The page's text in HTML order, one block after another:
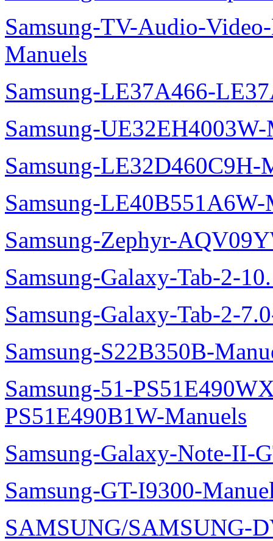
Samsung-TV-Audio-
Manuels
Samsung-LE37A466-
Samsung-UE32EH4003W-
Samsung-LE32D460C9H-
Samsung-LE40B551A6W-
Samsung-Zephyr-
Samsung-Galaxy-Tab-2-
Samsung-Galaxy-Tab-2-
Samsung-S22B350B-
Samsung-51-
PS51E490B1W-Manuels
Samsung-Galaxy-Note-II-
Samsung-GT-I9300-
SAMSUNG/SAMSUNG-